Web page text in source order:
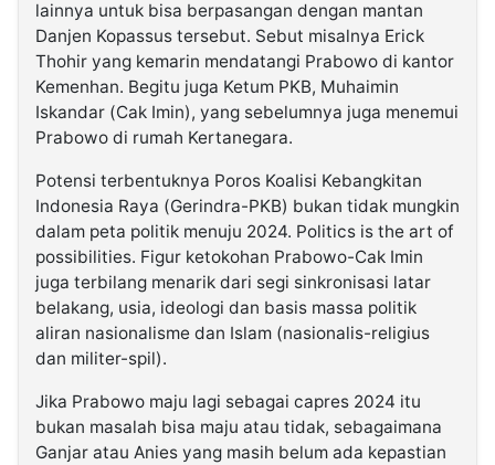
lainnya untuk bisa berpasangan dengan mantan
Danjen Kopassus tersebut. Sebut misalnya Erick
Thohir yang kemarin mendatangi Prabowo di kantor
Kemenhan. Begitu juga Ketum PKB, Muhaimin
Iskandar (Cak Imin), yang sebelumnya juga menemui
Prabowo di rumah Kertanegara.
Potensi terbentuknya Poros Koalisi Kebangkitan
Indonesia Raya (Gerindra-PKB) bukan tidak mungkin
dalam peta politik menuju 2024. Politics is the art of
possibilities. Figur ketokohan Prabowo-Cak Imin
juga terbilang menarik dari segi sinkronisasi latar
belakang, usia, ideologi dan basis massa politik
aliran nasionalisme dan Islam (nasionalis-religius
dan militer-spil).
Jika Prabowo maju lagi sebagai capres 2024 itu
bukan masalah bisa maju atau tidak, sebagaimana
Ganjar atau Anies yang masih belum ada kepastian